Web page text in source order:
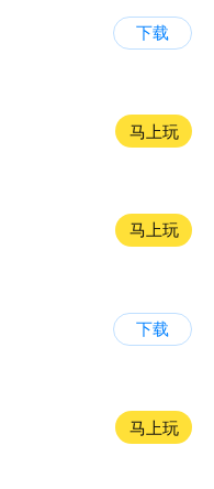
下载
马上玩
马上玩
下载
马上玩